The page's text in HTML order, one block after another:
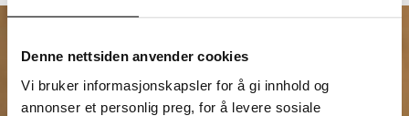
Denne nettsiden anvender cookies
Vi bruker informasjonskapsler for å gi innhold og
annonser et personlig preg, for å levere sosiale